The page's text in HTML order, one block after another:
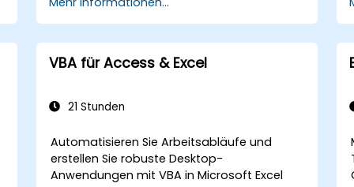
VBA für Access & Excel
21 Stunden
Automatisieren Sie Arbeitsabläufe und
erstellen Sie robuste Desktop-
Anwendungen mit VBA in Microsoft Excel